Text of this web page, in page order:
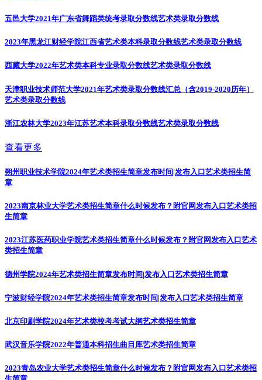
五邑大学2021年广东省舞蹈类统考录取分数线艺术类录取分数线
2023年黑龙江财经学院江西省艺术类本科录取分数线艺术类录取分数线
西藏大学2022年艺术类本科专业录取分数线艺术类录取分数线
天津职业技术师范大学2021年艺术类录取分数线汇总（含2019-2020历年）
艺术类录取分数线
浙江农林大学2023年江苏艺术本科录取分数线艺术类录取分数线
查看更多
朔州职业技术学院2024年艺术类招生简章发布时间|发布入口艺术类招生简
章
2023南京林业大学艺术类招生简章什么时候发布？附官网发布入口艺术类招
生简章
2023江苏医药职业学院艺术类招生简章什么时候发布？附官网发布入口艺术
类招生简章
德州学院2024年艺术类招生简章发布时间|发布入口艺术类招生简章
宁波财经学院2024年艺术类招生简章发布时间|发布入口艺术类招生简章
北京印刷学院2024年艺术类校考考试大纲艺术类招生简章
武汉音乐学院2022年普通本科招生曲目库艺术类招生简章
2023青岛农业大学艺术类招生简章什么时候发布？附官网发布入口艺术类招
生简章